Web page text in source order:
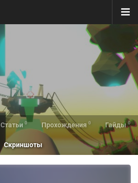
Статьи 0 Прохождения 0 Гайды 0
Скриншоты